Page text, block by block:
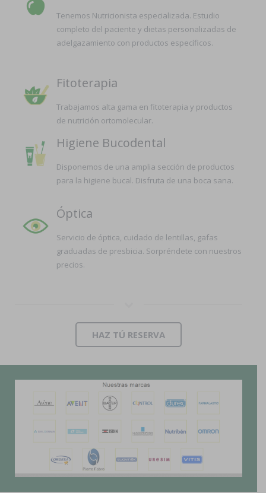
Tenemos Nutricionista especializada. Estudio
completo del paciente y dietas personalizadas de
adelgazamiento con productos específicos.
Fitoterapia
Trabajamos alta gama en fitoterapia y productos
de nutrición ortomolecular.
Higiene Bucodental
Disponemos de una amplia sección de productos
para la higiene bucal. Disfruta de una boca sana.
Óptica
Servicio de óptica, cuidado de lentillas, gafas
graduadas de presbicia. Sorpréndete con nuestros
precios.
HAZ TÚ RESERVA